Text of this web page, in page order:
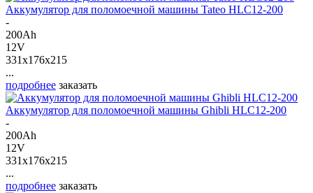
Аккумулятор для поломоечной машины Tateo HLC12-200
-
200Ah
12V
331x176x215
...
подробнее заказать
Аккумулятор для поломоечной машины Ghibli HLC12-200
-
200Ah
12V
331x176x215
...
подробнее заказать